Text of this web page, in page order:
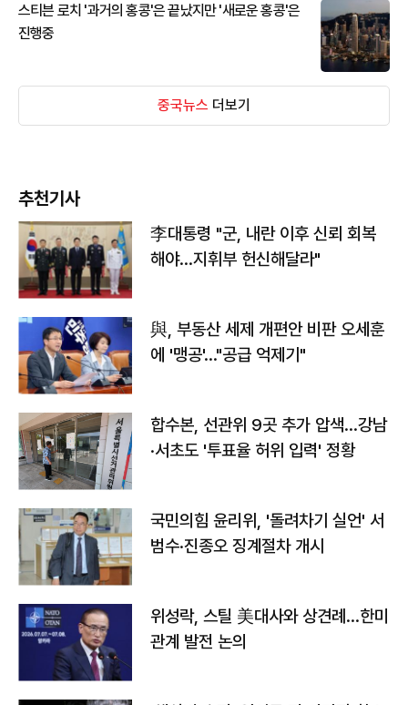
스티븐 로치 '과거의 홍콩'은 끝났지만 '새로운 홍콩'은
진행중
중국뉴스 더보기
추천기사
李대통령 "군, 내란 이후 신뢰 회복
해야…지휘부 헌신해달라"
與, 부동산 세제 개편안 비판 오세훈
에 '맹공'…"공급 억제기"
합수본, 선관위 9곳 추가 압색…강남
·서초도 '투표율 허위 입력' 정황
국민의힘 윤리위, '돌려차기 실언' 서
범수·진종오 징계절차 개시
위성락, 스틸 美대사와 상견례…한미
관계 발전 논의